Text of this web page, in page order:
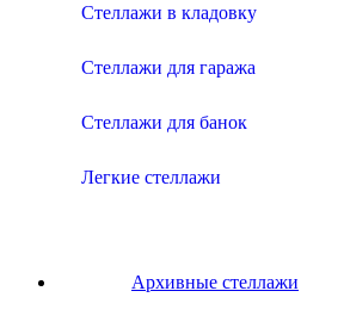
Стеллажи в кладовку
Стеллажи для гаража
Стеллажи для банок
Легкие стеллажи
Архивные стеллажи